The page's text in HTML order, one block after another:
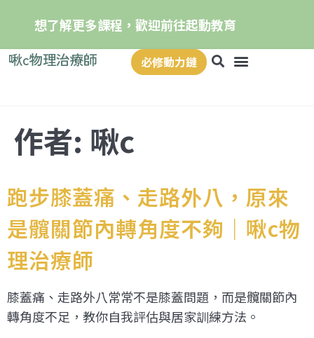
想了解更多課程，歡迎前往起動教育
啾c物理治療師 必修動力鏈
作者: 啾c
跑步膝蓋痛、走路外八，原來
是髖關節內轉角度不夠｜啾c物
理治療師
膝蓋痛、走路外八常常不是膝蓋問題，而是髖關節內
轉角度不足，教你自我評估與居家訓練方法。